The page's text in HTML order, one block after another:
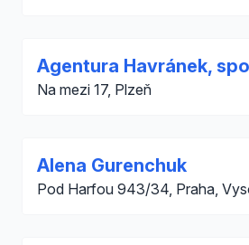
Agentura Havránek,
Na mezi 17, Plzeň
Alena Gurenchuk
Pod Harfou 943/34, Praha,